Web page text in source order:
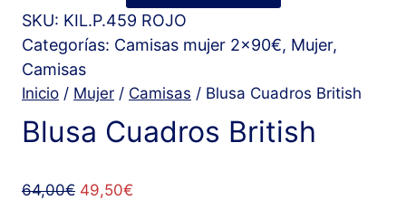
Cuadros
British
SKU: KIL.P.459 ROJO
Categorías: Camisas mujer 2x90€, Mujer,
Camisas
Inicio / Mujer / Camisas / Blusa Cuadros British
Blusa Cuadros British
64,00€ El
49,50€